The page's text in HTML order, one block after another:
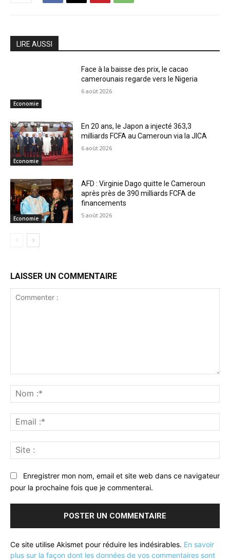
LIRE AUSSI
Economie
Face à la baisse des prix, le cacao
camerounais regarde vers le Nigeria
6 août 2026
Economie
En 20 ans, le Japon a injecté 363,3
milliards FCFA au Cameroun via la JICA
6 août 2026
Economie
AFD : Virginie Dago quitte le Cameroun
après près de 390 milliards FCFA de
financements
5 août 2026
LAISSER UN COMMENTAIRE
:*
:*
:
Enregistrer mon nom, email et site web dans ce navigateur
pour la prochaine fois que je commenterai.
Ce site utilise Akismet pour réduire les indésirables. En savoir
plus sur la façon dont les données de vos commentaires sont